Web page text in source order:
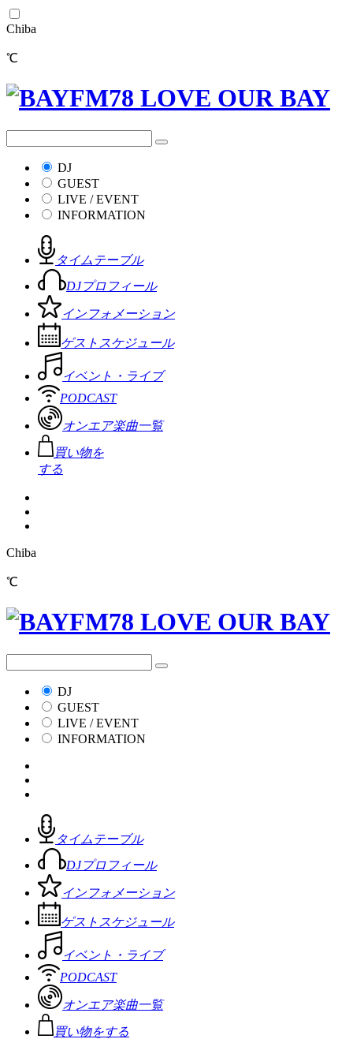
Chiba
℃
DJ
GUEST
LIVE / EVENT
INFORMATION
タイムテーブル
DJプロフィール
インフォメーション
ゲストスケジュール
イベント・ライブ
PODCAST
オンエア楽曲一覧
買い物を
する
Chiba
℃
DJ
GUEST
LIVE / EVENT
INFORMATION
タイムテーブル
DJプロフィール
インフォメーション
ゲストスケジュール
イベント・ライブ
PODCAST
オンエア楽曲一覧
買い物をする